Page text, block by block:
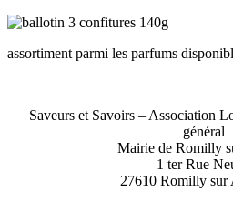
assortiment parmi les parfums
Saveurs et Savoirs – Association
général
Mairie de Romilly
1 ter Rue
27610 Romilly sur